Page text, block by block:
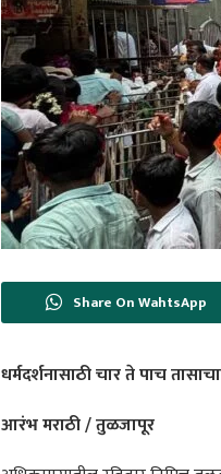
Share On WahtsApp
धर्मदर्शनासाठी चार ते पाच
आरंभ मराठी / तुळजापूर